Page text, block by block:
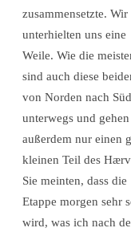
zusammensetzte. Wir
unterhielten uns eine
Weile. Wie die
sind auch diese
von Norden nach
unterwegs und gehen
außerdem nur einen
kleinen Teil des
Sie meinten, dass die
Etappe morgen sehr
wird, was ich nach